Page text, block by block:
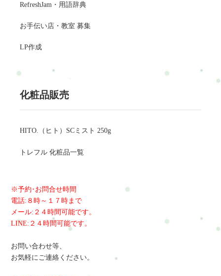
RefreshJam・用語辞典
お手伝い店・教室 募集
LP作成
化粧品販売
HITO.（ヒト）SCミスト 250g
トレフル 化粧品一覧
※予約･お問合せ時間
電話:８時～１７時まで
メール:２４時間可能です。
LINE:２４時間可能です。
お問い合わせ等、
お気軽にご連絡ください。